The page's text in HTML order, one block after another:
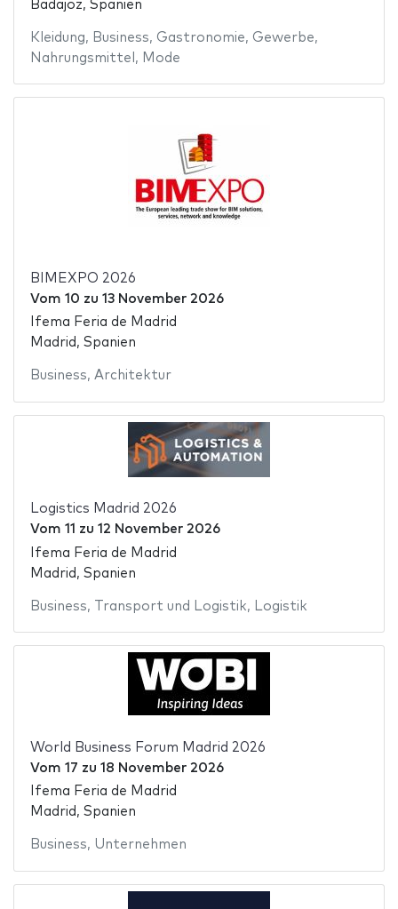
Badajoz, Spanien
Kleidung, Business, Gastronomie, Gewerbe,
Nahrungsmittel , Mode
BIMEXPO 2026
Vom 10 zu 13 November 2026
Ifema Feria de Madrid
Madrid, Spanien
Business, Architektur
Logistics Madrid 2026
Vom 11 zu 12 November 2026
Ifema Feria de Madrid
Madrid, Spanien
Business, Transport und Logistik, Logistik
World Business Forum Madrid 2026
Vom 17 zu 18 November 2026
Ifema Feria de Madrid
Madrid, Spanien
Business, Unternehmen